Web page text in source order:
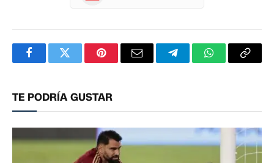
FacebookTwitterPinterestCorreoTelegramWhatsApp
TE PODRÍA GUSTAR